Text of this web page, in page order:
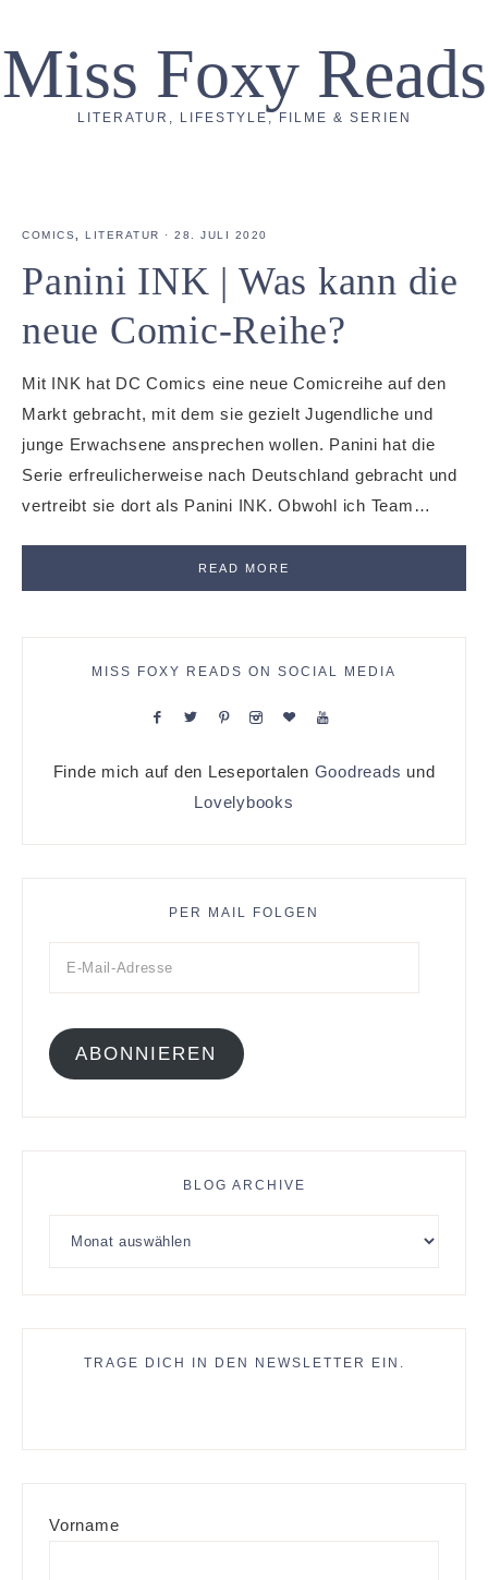
Miss Foxy Reads
LITERATUR, LIFESTYLE, FILME & SERIEN
COMICS LITERATUR · 28. JULI 2020
Panini INK | Was kann die
neue Comic-Reihe?
Mit INK hat DC Comics eine neue Comicreihe auf den
Markt gebracht, mit dem sie gezielt Jugendliche und
junge Erwachsene ansprechen wollen. Panini hat die
Serie erfreulicherweise nach Deutschland gebracht und
vertreibt sie dort als Panini INK. Obwohl ich Team…
READ MORE
MISS FOXY READS ON SOCIAL MEDIA
Finde mich auf den Leseportalen Goodreads und
Lovelybooks
PER MAIL FOLGEN
ABONNIEREN
BLOG ARCHIVE
TRAGE DICH IN DEN NEWSLETTER EIN.
Vorname